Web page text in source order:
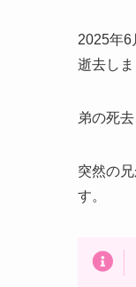
2025年6
逝去しま
弟の死
突然の
す。